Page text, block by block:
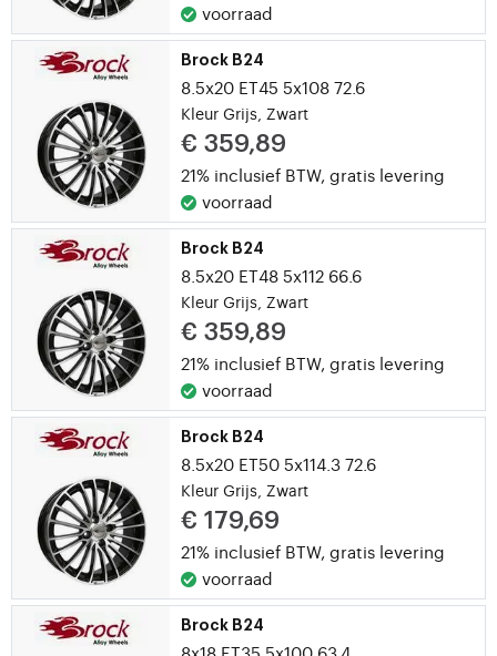
voorraad
Brock B24
8.5x20 ET45 5x108 72.6
Kleur Grijs, Zwart
€ 359,89
21% inclusief BTW, gratis levering
voorraad
Brock B24
8.5x20 ET48 5x112 66.6
Kleur Grijs, Zwart
€ 359,89
21% inclusief BTW, gratis levering
voorraad
Brock B24
8.5x20 ET50 5x114.3 72.6
Kleur Grijs, Zwart
€ 179,69
21% inclusief BTW, gratis levering
voorraad
Brock B24